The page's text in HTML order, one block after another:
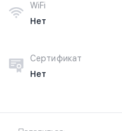
WiFi
Нет
Сертификат
Нет